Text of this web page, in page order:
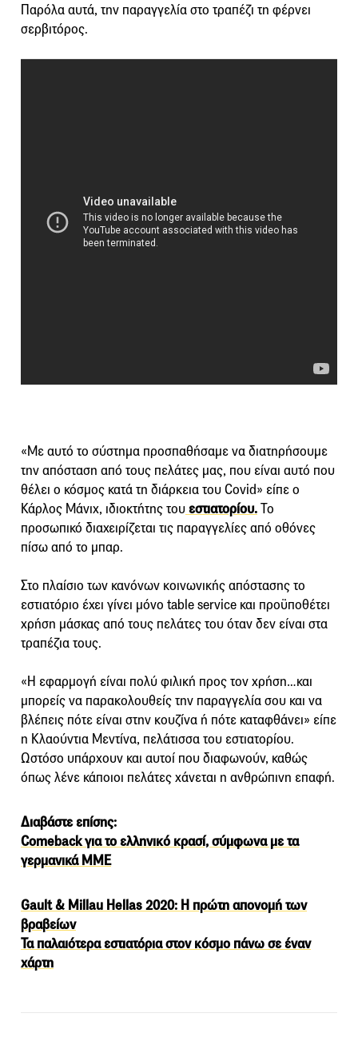
Παρόλα αυτά, την παραγγελία στο τραπέζι τη φέρνει
σερβιτόρος.
«Με αυτό το σύστημα προσπαθήσαμε να διατηρήσουμε
την απόσταση από τους πελάτες μας, που είναι αυτό που
θέλει ο κόσμος κατά τη διάρκεια του Covid» είπε ο
Κάρλος Μάνιχ, ιδιοκτήτης του εστιατορίου.Το
προσωπικό διαχειρίζεται τις παραγγελίες από οθόνες
πίσω από το μπαρ.
Στο πλαίσιο των κανόνων κοινωνικής απόστασης το
εστιατόριο έχει γίνει μόνο table service και προϋποθέτει
χρήση μάσκας από τους πελάτες του όταν δεν είναι στα
τραπέζια τους.
«Η εφαρμογή είναι πολύ φιλική προς τον χρήση…και
μπορείς να παρακολουθείς την παραγγελία σου και να
βλέπεις πότε είναι στην κουζίνα ή πότε καταφθάνει» είπε
η Κλαούντια Μεντίνα, πελάτισσα του εστιατορίου.
Ωστόσο υπάρχουν και αυτοί που διαφωνούν, καθώς
όπως λένε κάποιοι πελάτες χάνεται η ανθρώπινη επαφή.
Διαβάστε επίσης:
Comeback για το ελληνικό κρασί, σύμφωνα με τα
γερμανικά ΜΜΕ
Gault & Millau Hellas 2020: Η πρώτη απονομή των
βραβείων
Τα παλαιότερα εστιατόρια στον κόσμο πάνω σε έναν
χάρτη